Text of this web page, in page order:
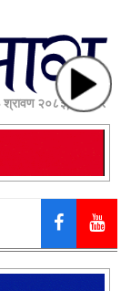
श्रावण २०८३, शनिबार